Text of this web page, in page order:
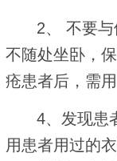
2、 不要
不随处坐卧，
疮患者后，需
4、发现患
用患者用过的